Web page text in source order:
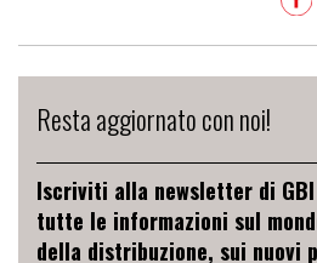
Resta aggiornato con noi!
Iscriviti alla newsletter di GBI
tutte le informazioni sul
della distribuzione, sui nuovi